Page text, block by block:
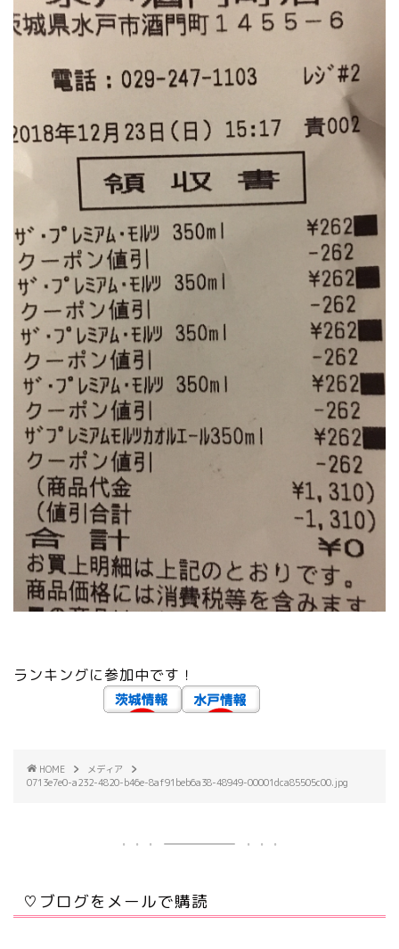
ランキングに参加中です！
HOME
メディア
0713e7e0-a232-4820-b46e-8af91beb6a38-48949-00001dca85505c00.jpg
♡ブログをメールで購読